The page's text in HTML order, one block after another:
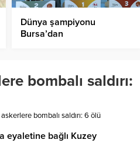
Dünya şampiyonu
Bursa’dan
bombalı saldırı:
bombalı saldırı: 6 ölü
eyaletine bağlı Kuzey